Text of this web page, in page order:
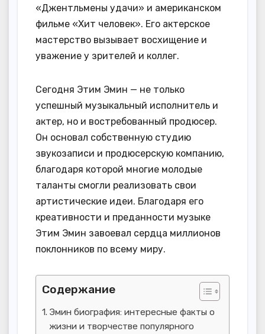
«Джентльмены удачи» и американском
фильме «Хит человек». Его актерское
мастерство вызывает восхищение и
уважение у зрителей и коллег.
Сегодня Этим Эмин — не только
успешный музыкальный исполнитель и
актер, но и востребованный продюсер.
Он основал собственную студию
звукозаписи и продюсерскую компанию,
благодаря которой многие молодые
таланты смогли реализовать свои
артистические идеи. Благодаря его
креативности и преданности музыке
Этим Эмин завоевал сердца миллионов
поклонников по всему миру.
Содержание
Эмин биография: интересные факты о
жизни и творчестве популярного